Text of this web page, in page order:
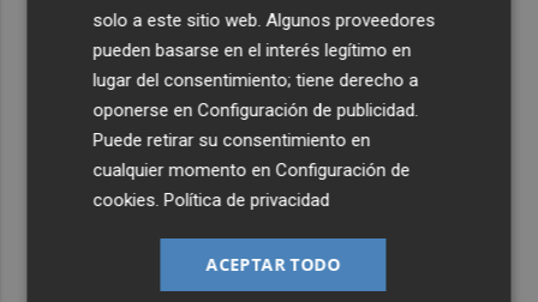
solo a este sitio web. Algunos proveedores
pueden basarse en el interés legítimo en
lugar del consentimiento; tiene derecho a
oponerse enConfiguración de publicidad.
Puede retirar su consentimiento en
cualquier momento enConfiguración de
cookies.Política de privacidad
ACEPTAR TODO